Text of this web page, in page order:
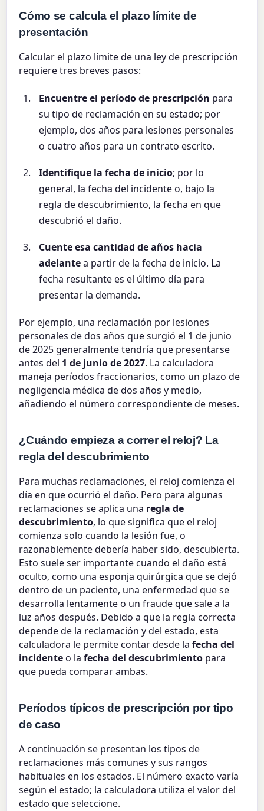
Cómo se calcula el plazo límite de
presentación
Calcular el plazo límite de una ley de prescripción
requiere tres breves pasos:
Encuentre el período de prescripción para
su tipo de reclamación en su estado; por
ejemplo, dos años para lesiones personales
o cuatro años para un contrato escrito.
Identifique la fecha de inicio; por lo
general, la fecha del incidente o, bajo la
regla de descubrimiento, la fecha en que
descubrió el daño.
Cuente esa cantidad de años hacia
adelantea partir de la fecha de inicio. La
fecha resultante es el último día para
presentar la demanda.
Por ejemplo, una reclamación por lesiones
personales de dos años que surgió el 1 de junio
de 2025 generalmente tendría que presentarse
antes del 1 de junio de 2027. La calculadora
maneja períodos fraccionarios, como un plazo de
negligencia médica de dos años y medio,
añadiendo el número correspondiente de meses.
¿Cuándo empieza a correr el reloj? La
regla del descubrimiento
Para muchas reclamaciones, el reloj comienza el
día en que ocurrió el daño. Pero para algunas
reclamaciones se aplica una regla de
descubrimiento, lo que significa que el reloj
comienza solo cuando la lesión fue, o
razonablemente debería haber sido, descubierta.
Esto suele ser importante cuando el daño está
oculto, como una esponja quirúrgica que se dejó
dentro de un paciente, una enfermedad que se
desarrolla lentamente o un fraude que sale a la
luz años después. Debido a que la regla correcta
depende de la reclamación y del estado, esta
calculadora le permite contar desde lafecha del
incidenteo lafecha del descubrimiento para
que pueda comparar ambas.
Períodos típicos de prescripción por tipo
de caso
A continuación se presentan los tipos de
reclamaciones más comunes y sus rangos
habituales en los estados. El número exacto varía
según el estado; la calculadora utiliza el valor del
estado que seleccione.